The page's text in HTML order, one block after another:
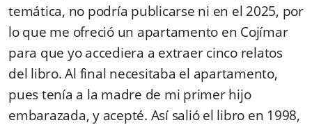
temática, no podría publicarse ni en el 2025, por
lo que me ofreció un apartamento en Cojímar
para que yo accediera a extraer cinco relatos
del libro. Al final necesitaba el apartamento,
pues tenía a la madre de mi primer hijo
embarazada, y acepté. Así salió el libro en 1998,